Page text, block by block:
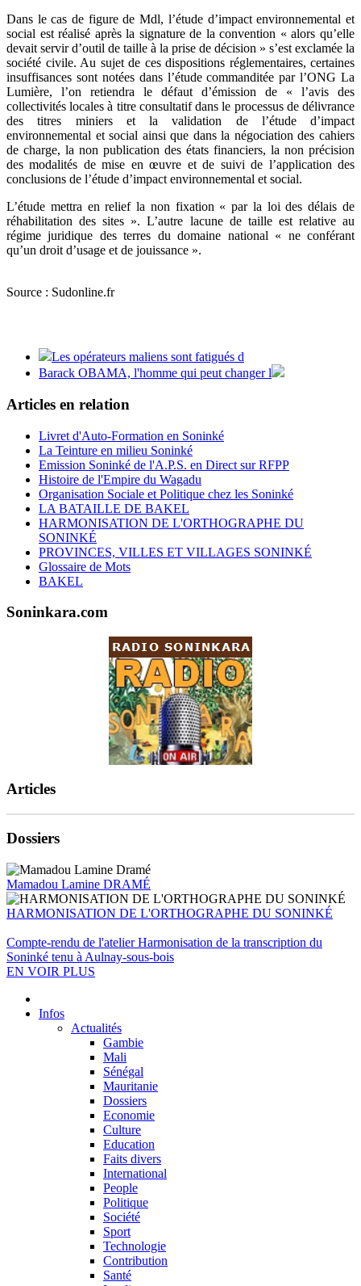
Dans le cas de figure de Mdl, l’étude d’impact environnemental et
social est réalisé après la signature de la convention « alors qu’elle
devait servir d’outil de taille à la prise de décision » s’est exclamée la
société civile. Au sujet de ces dispositions réglementaires, certaines
insuffisances sont notées dans l’étude commanditée par l’ONG La
Lumière, l’on retiendra le défaut d’émission de « l’avis des
collectivités locales à titre consultatif dans le processus de délivrance
des titres miniers et la validation de l’étude d’impact
environnemental et social ainsi que dans la négociation des cahiers
de charge, la non publication des états financiers, la non précision
des modalités de mise en œuvre et de suivi de l’application des
conclusions de l’étude d’impact environnemental et social.
L’étude mettra en relief la non fixation « par la loi des délais de
réhabilitation des sites ». L’autre lacune de taille est relative au
régime juridique des terres du domaine national « ne conférant
qu’un droit d’usage et de jouissance ».
Source : Sudonline.fr
Les opérateurs maliens sont fatigués d
Barack OBAMA, l'homme qui peut changer l
Articles en relation
Livret d'Auto-Formation en Soninké
La Teinture en milieu Soninké
Emission Soninké de l'A.P.S. en Direct sur RFPP
Histoire de l'Empire du Wagadu
Organisation Sociale et Politique chez les Soninké
LA BATAILLE DE BAKEL
HARMONISATION DE L'ORTHOGRAPHE DU
SONINKÉ
PROVINCES, VILLES ET VILLAGES SONINKÉ
Glossaire de Mots
BAKEL
Soninkara.com
Articles
Dossiers
Mamadou Lamine DRAMÉ
HARMONISATION DE L'ORTHOGRAPHE DU SONINKÉ
Compte-rendu de l'atelier Harmonisation de la transcription du
Soninké tenu à Aulnay-sous-bois
EN VOIR PLUS
Infos
Actualités
Gambie
Mali
Sénégal
Mauritanie
Dossiers
Economie
Culture
Education
Faits divers
International
People
Politique
Société
Sport
Technologie
Contribution
Santé